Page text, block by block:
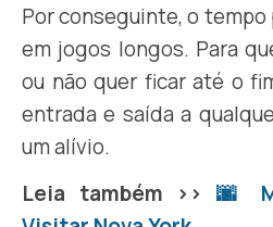
Por conseguinte, o tempo
em jogos longos. Para
ou não quer ficar até o
entrada e saída a
um alívio.
Leia também >>🌆